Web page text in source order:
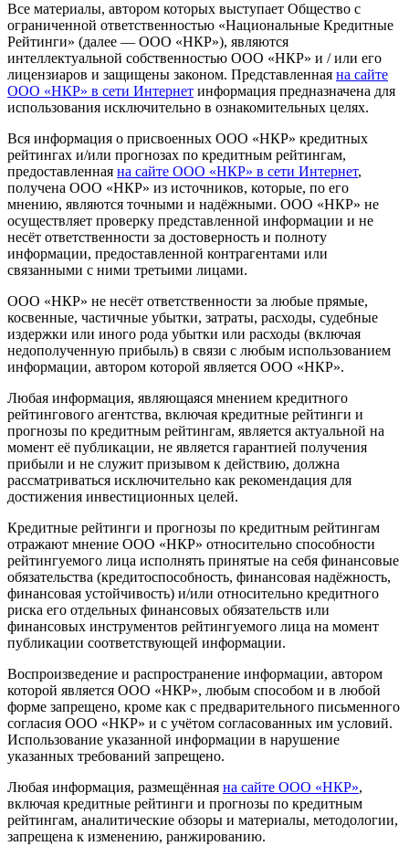
Все материалы, автором которых выступает Общество с
ограниченной ответственностью «Национальные Кредитные
Рейтинги» (далее — ООО «НКР»), являются
интеллектуальной собственностью ООО «НКР» и / или его
лицензиаров и защищены законом. Представленная на сайте
ООО «НКР» в сети Интернет информация предназначена для
использования исключительно в ознакомительных целях.
Вся информация о присвоенных ООО «НКР» кредитных
рейтингах и/или прогнозах по кредитным рейтингам,
предоставленная на сайте ООО «НКР» в сети Интернет,
получена ООО «НКР» из источников, которые, по его
мнению, являются точными и надёжными. ООО «НКР» не
осуществляет проверку представленной информации и не
несёт ответственности за достоверность и полноту
информации, предоставленной контрагентами или
связанными с ними третьими лицами.
ООО «НКР» не несёт ответственности за любые прямые,
косвенные, частичные убытки, затраты, расходы, судебные
издержки или иного рода убытки или расходы (включая
недополученную прибыль) в связи с любым использованием
информации, автором которой является ООО «НКР».
Любая информация, являющаяся мнением кредитного
рейтингового агентства, включая кредитные рейтинги и
прогнозы по кредитным рейтингам, является актуальной на
момент её публикации, не является гарантией получения
прибыли и не служит призывом к действию, должна
рассматриваться исключительно как рекомендация для
достижения инвестиционных целей.
Кредитные рейтинги и прогнозы по кредитным рейтингам
отражают мнение ООО «НКР» относительно способности
рейтингуемого лица исполнять принятые на себя финансовые
обязательства (кредитоспособность, финансовая надёжность,
финансовая устойчивость) и/или относительно кредитного
риска его отдельных финансовых обязательств или
финансовых инструментов рейтингуемого лица на момент
публикации соответствующей информации.
Воспроизведение и распространение информации, автором
которой является ООО «НКР», любым способом и в любой
форме запрещено, кроме как с предварительного письменного
согласия ООО «НКР» и с учётом согласованных им условий.
Использование указанной информации в нарушение
указанных требований запрещено.
Любая информация, размещённая на сайте ООО «НКР»,
включая кредитные рейтинги и прогнозы по кредитным
рейтингам, аналитические обзоры и материалы, методологии,
запрещена к изменению, ранжированию.